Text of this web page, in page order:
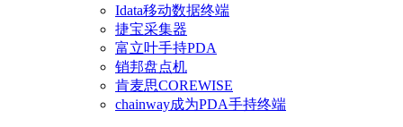
Idata移动数据终端
捷宝采集器
富立叶手持PDA
销邦盘点机
肯麦思COREWISE
chainway成为PDA手持终端